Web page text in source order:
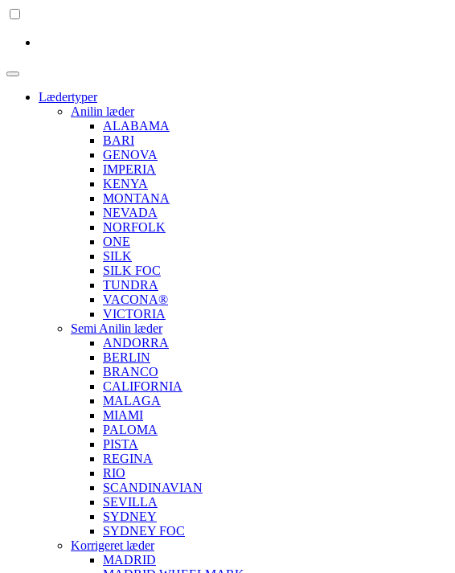
Lædertyper
Anilin læder
ALABAMA
BARI
GENOVA
IMPERIA
KENYA
MONTANA
NEVADA
NORFOLK
ONE
SILK
SILK FOC
TUNDRA
VACONA®
VICTORIA
Semi Anilin læder
ANDORRA
BERLIN
BRANCO
CALIFORNIA
MALAGA
MIAMI
PALOMA
PISTA
REGINA
RIO
SCANDINAVIAN
SEVILLA
SYDNEY
SYDNEY FOC
Korrigeret læder
MADRID